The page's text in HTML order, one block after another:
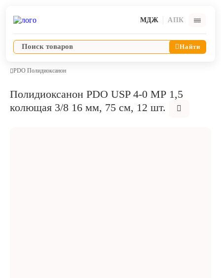
МДЖ АПК
Найти
Ветпрепараты
PDO Полидиоксанон
Полидиоксанон PDO USP 4-0 MР 1,5
колющая 3/8 16 мм, 75 см, 12 шт.